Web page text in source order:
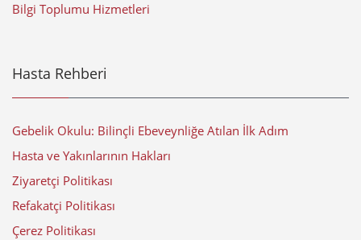
Bilgi Toplumu Hizmetleri
Hasta Rehberi
Gebelik Okulu: Bilinçli Ebeveynliğe Atılan İlk Adım
Hasta ve Yakınlarının Hakları
Ziyaretçi Politikası
Refakatçi Politikası
Çerez Politikası